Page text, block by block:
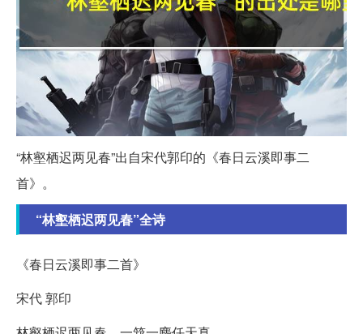
“林壑栖迟两见春”出自宋代郭印的《春日云溪即事二
首》。
“林壑栖迟两见春”全诗
《春日云溪即事二首》
宋代 郭印